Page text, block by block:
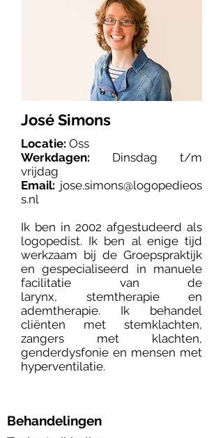
José Simons
Locatie: Oss
Werkdagen: Dinsdag t/m
vrijdag
Email: jose.simons@logopedieos
s.nl
Ik ben in 2002 afgestudeerd als
logopedist. Ik ben al enige tijd
werkzaam bij de Groepspraktijk
en gespecialiseerd in manuele
facilitatie van de
larynx, stemtherapie en
ademtherapie. Ik behandel
cliënten met stemklachten,
zangers met klachten,
genderdysfonie en mensen met
hyperventilatie.
Behandelingen